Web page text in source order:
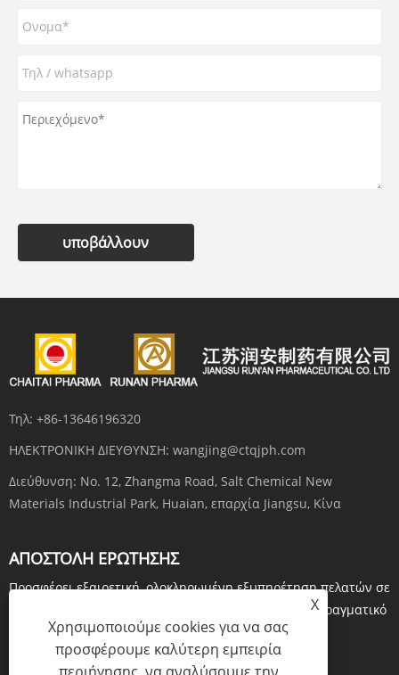
υποβάλλουν
Τηλ: +86-13646196320
ΗΛΕΚΤΡΟΝΙΚΗ ΔΙΕΥΘΥΝΣΗ: wangjing@ctqjph.com
Διεύθυνση: No. 12, Zhangma Road, Salt Chemical New
Materials Industrial Park, Huaian, επαρχία Jiangsu, Κίνα
ΑΠΟΣΤΟΛΉ ΕΡΏΤΗΣΗΣ
Προσφέρει εξαιρετική, ολοκληρωμένη εξυπηρέτηση πελατών σε
κάθε βήμα. Πριν παραγγείλετε, κάντε ερωτήσεις σε πραγματικό
χρόνο μέσω...
X
Χρησιμοποιούμε cookies για να σας
προσφέρουμε καλύτερη εμπειρία